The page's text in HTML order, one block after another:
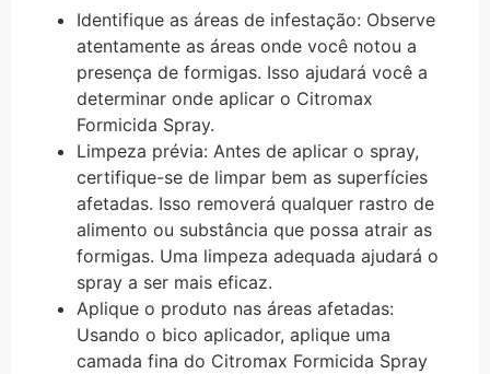
Identifique as áreas de infestação: Observe
atentamente as áreas onde você notou a
presença de formigas. Isso ajudará você a
determinar onde aplicar o Citromax
Formicida Spray.
Limpeza prévia: Antes de aplicar o spray,
certifique-se de limpar bem as superfícies
afetadas. Isso removerá qualquer rastro de
alimento ou substância que possa atrair as
formigas. Uma limpeza adequada ajudará o
spray a ser mais eficaz.
Aplique o produto nas áreas afetadas:
Usando o bico aplicador, aplique uma
camada fina do Citromax Formicida Spray